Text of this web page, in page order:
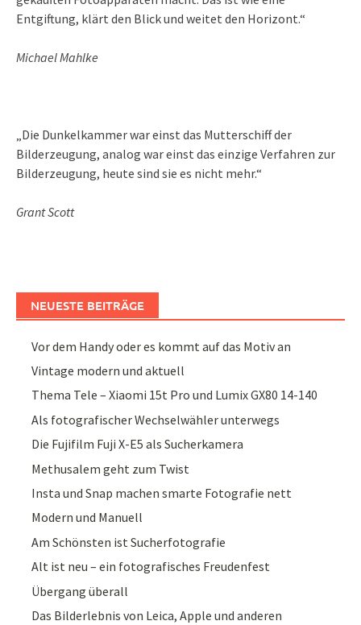
Entgiftung, klärt den Blick und weitet den Horizont.“
Michael Mahlke
„Die Dunkelkammer war einst das Mutterschiff der
Bilderzeugung, analog war einst das einzige Verfahren zur
Bilderzeugung, heute sind sie es nicht mehr.“
Grant Scott
NEUESTE BEITRÄGE
Vor dem Handy oder es kommt auf das Motiv an
Vintage modern und aktuell
Thema Tele – Xiaomi 15t Pro und Lumix GX80 14-140
Als fotografischer Wechselwähler unterwegs
Die Fujifilm Fuji X-E5 als Sucherkamera
Methusalem geht zum Twist
Insta und Snap machen smarte Fotografie nett
Modern und Manuell
Am Schönsten ist Sucherfotografie
Alt ist neu – ein fotografisches Freudenfest
Übergang überall
Das Bilderlebnis von Leica, Apple und anderen